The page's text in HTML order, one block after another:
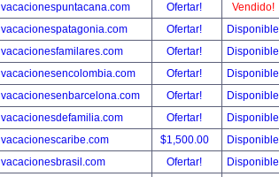
vacacionespuntacana.com
Ofertar!
Vendido!
vacacionespatagonia.com
Ofertar!
Disponible
vacacionesfamilares.com
Ofertar!
Disponible
vacacionesencolombia.com
Ofertar!
Disponible
vacacionesenbarcelona.com
Ofertar!
Disponible
vacacionesdefamilia.com
Ofertar!
Disponible
vacacionescaribe.com
$1,500.00
Disponible
vacacionesbrasil.com
Ofertar!
Disponible